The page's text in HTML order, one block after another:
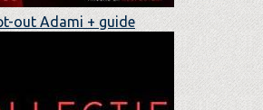
out Adami + guide